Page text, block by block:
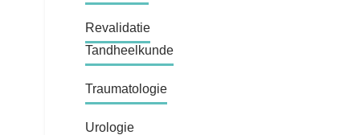
Revalidatie
Tandheelkunde
Traumatologie
Urologie